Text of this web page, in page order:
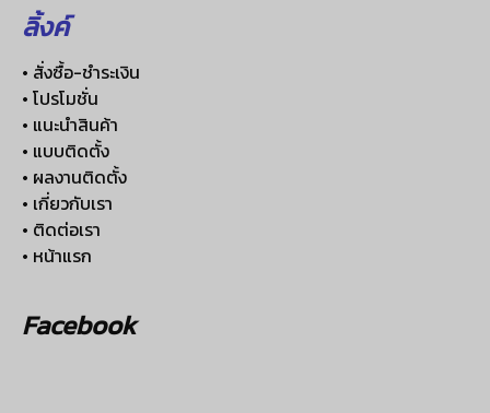
ลิ้งค์
• สั่งซื้อ-ชำระเงิน
• โปรโมชั่น
• แนะนำสินค้า
• แบบติดตั้ง
• ผลงานติดตั้ง
• เกี่ยวกับเรา
• ติดต่อเรา
• หน้าแรก
Facebook